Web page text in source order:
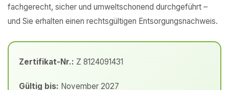
fachgerecht, sicher und umweltschonend durchgeführt –
und Sie erhalten einen rechtsgültigen Entsorgungsnachweis.
Zertifikat-Nr.: Z 8124091431
Gültig bis: November 2027